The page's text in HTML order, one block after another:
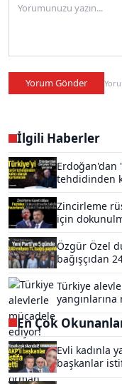
Yorum Gönder
İlgili Haberler
Erdoğan'dan
tehdidinden
Zincirleme
için
Özgür Özel
bağışçıdan
Türkiye
En Çok
Evli kadınla
başkanlar